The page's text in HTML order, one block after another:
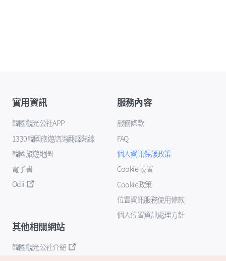
實用資訊
韓國觀光公社APP
1330韓國旅遊諮詢翻譯熱線
韓國旅遊地圖
電子書
Odii
服務內容
服務條款
FAQ
個人資訊保護政策
Cookie 設置
Cookie政策
位置資訊服務使用條款
個人位置資訊處理方針
其他相關網站
韓國觀光公社介紹